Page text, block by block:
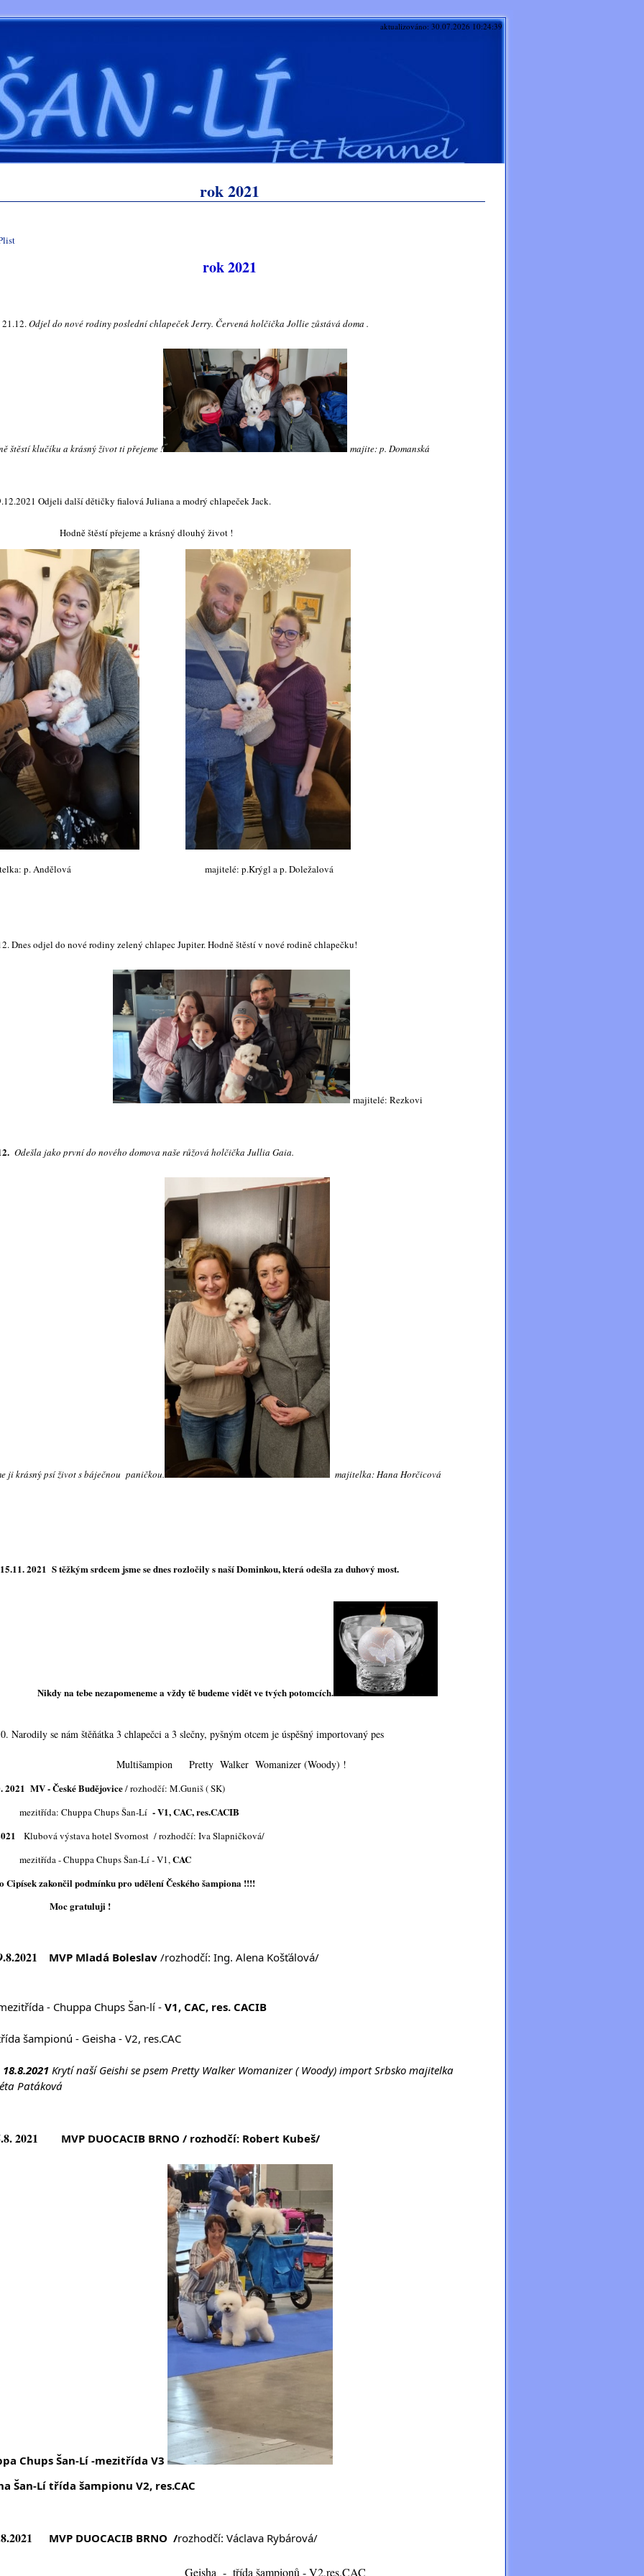
aktualizováno: 30.07.2026 10:24:39
rok 2021
rok 2021
21.12.Odjel do nové rodiny poslední chlapeček Jerry. Červená holčička Jollie zůstává doma .
štěstí klučíku a krásný život ti přejeme ! majite: p. Domanská
Odjeli další dětičky fialová Juliana a modrý chlapeček Jack.
štěstí přejeme a krásný dlouhý život !
p. Andělová majitelé: p.Krýgl a p. Doležalová
Dnes odjel do nové rodiny zelený chlapec Jupiter. Hodně štěstí v nové rodině chlapečku!
majitelé: Rezkovi
Odešla jako první do nového domova naše růžová holčička Jullia Gaia.
ji krásný psí život s báječnou paničkou. majitelka: Hana Horčicová
15.11. 2021 S těžkým srdcem jsme se dnes rozločily s naší Dominkou, která odešla za duhový most.
na tebe nezapomeneme a vždy tě budeme vidět ve tvých potomcích.
Narodily se nám štěňátka 3 chlapečci a 3 slečny, pyšným otcem je úspěšný importovaný pes
Pretty Walker Womanizer (Woody) !
2021 MV - České Budějovice/ rozhodčí: M.Guniš ( SK)
Chuppa Chups Šan-Lí - V1, CAC, res.CACIB
Klubová výstava hotel Svornost / rozhodčí: Iva Slapničková/
- Chuppa Chups Šan-Lí - V1,CAC
Cipísek zakončil podmínku pro udělení Českého šampiona !!!!
gratuluji !
MVP Mladá Boleslav /rozhodčí: Ing. Alena Košťálová/
- Chuppa Chups Šan-lí -
V1, CAC, res. CACIB
šampionú - Geisha - V2, res.CAC
18.8.2021 Krytí naší Geishi se psem Pretty Walker Womanizer ( Woody) import Srbsko majitelka
Patáková
2021 MVP DUOCACIB BRNO / rozhodčí: Robert Kubeš/
Chups Šan-Lí -mezitřída V3
Šan-Lí třída šampionu V2, res.CAC
MVP DUOCACIB BRNO /rozhodčí: Václava Rybárová/
- třída šampionů - V2,res.CAC